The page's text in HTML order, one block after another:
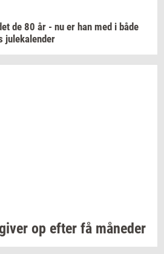
de 80 år - nu er han med i både
ju­le­ka­len­der
op efter få må­ne­der